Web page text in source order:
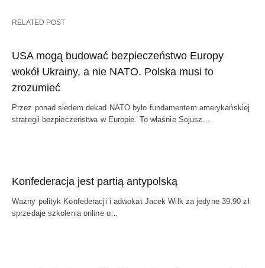
RELATED POST
USA mogą budować bezpieczeństwo Europy
wokół Ukrainy, a nie NATO. Polska musi to
zrozumieć
Przez ponad siedem dekad NATO było fundamentem amerykańskiej
strategii bezpieczeństwa w Europie. To właśnie Sojusz…
Konfederacja jest partią antypolską
Ważny polityk Konfederacji i adwokat Jacek Wilk za jedyne 39,90 zł
sprzedaje szkolenia online o…